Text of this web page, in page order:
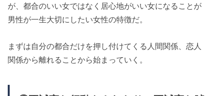
が、都合のいい女ではなく居心地がいい女になることが
男性が一生大切にしたい女性の特徴だ。
まずは自分の都合だけを押し付けてくる人間関係、恋人
関係から離れることから始まっていく。